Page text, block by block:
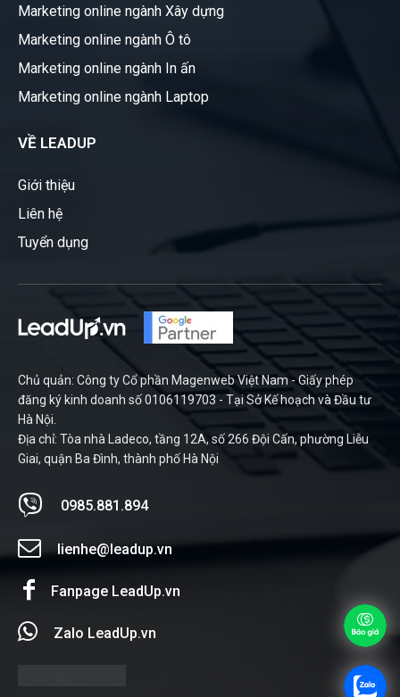
Marketing online ngành Xây dựng
Marketing online ngành Ô tô
Marketing online ngành In ấn
Marketing online ngành Laptop
VỀ LEADUP
Giới thiệu
Liên hệ
Tuyển dụng
Chủ quản: Công ty Cổ phần Magenweb Việt Nam - Giấy phép
đăng ký kinh doanh số 0106119703 - Tại Sở Kế hoạch và Đầu tư
Hà Nội.
Địa chỉ: Tòa nhà Ladeco, tầng 12A, số 266 Đội Cấn, phường Liễu
Giai, quận Ba Đình, thành phố Hà Nội
0985.881.894
lienhe@leadup.vn
Fanpage LeadUp.vn
Zalo LeadUp.vn